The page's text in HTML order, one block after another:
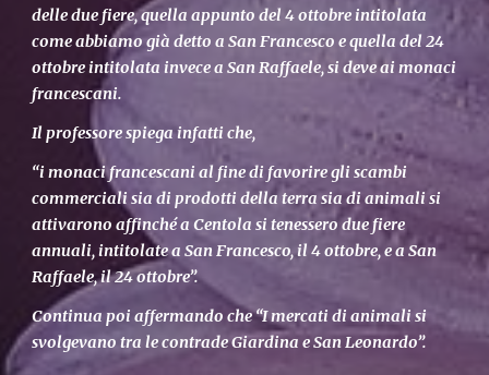
delle due fiere, quella appunto del 4 ottobre intitolata
come abbiamo già detto a San Francesco e quella del 24
ottobre intitolata invece a San Raffaele, si deve ai monaci
francescani.
Il professore spiega infatti che,
“i monaci francescani al fine di favorire gli scambi
commerciali sia di prodotti della terra sia di animali si
attivarono affinché a Centola si tenessero due fiere
annuali, intitolate a San Francesco, il 4 ottobre, e a San
Raffaele, il 24 ottobre”.
Continua poi affermando che “I mercati di animali si
svolgevano tra le contrade Giardina e San Leonardo”.